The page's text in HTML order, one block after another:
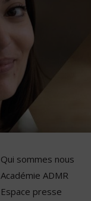
Qui sommes nous
Académie ADMR
Espace presse